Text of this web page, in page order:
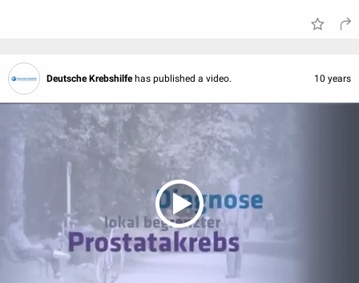
Deutsche Krebshilfe has published a video. 10 years